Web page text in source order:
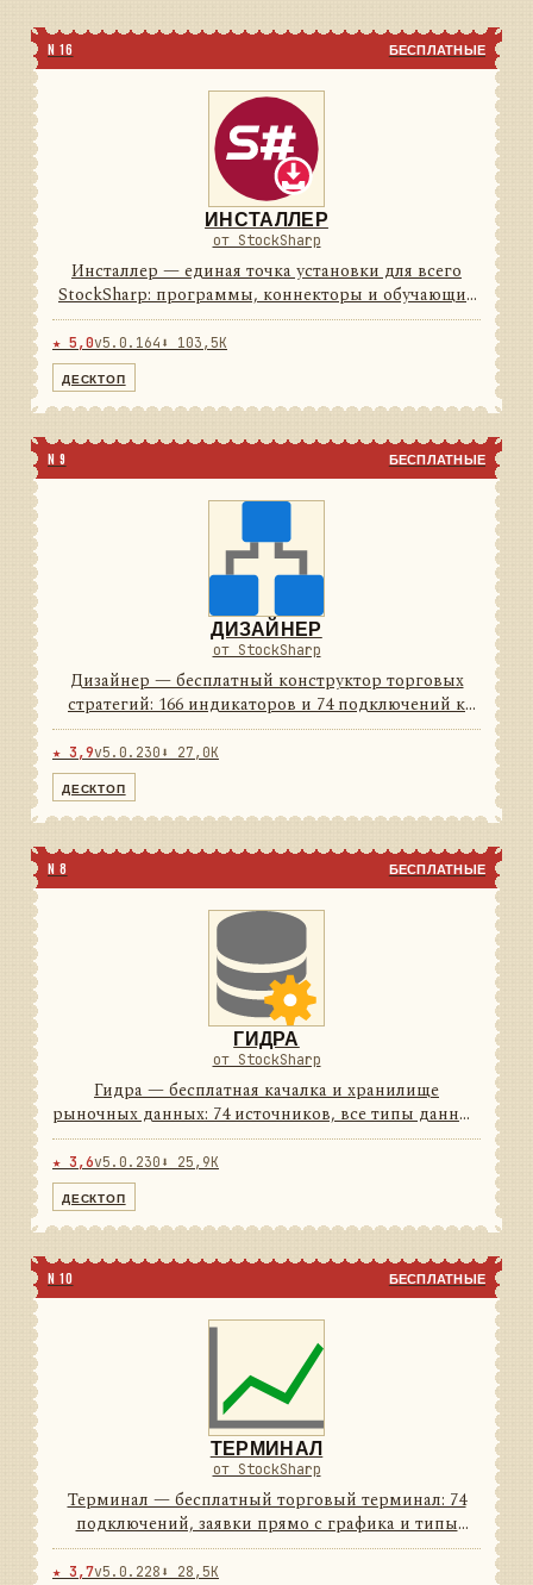
N 16 БЕСПЛАТНЫЕ
ИНСТАЛЛЕР
от StockSharp
Инсталлер — единая точка установки для всего
StockSharp: программы, коннекторы и обучающие
материалы ставятся и обновляются из одного окна.
8программ74коннекторовБесплатноцена
★ 5,0v5.0.164 ⬇ 103,5K
ДЕСКТОП
N 9 БЕСПЛАТНЫЕ
ДИЗАЙНЕР
от StockSharp
Дизайнер — бесплатный конструктор торговых
стратегий: 166 индикаторов и 74 подключений к
площадкам из коробки. Стратегия собирается
мышью из блоков, а если удобнее кодом — рядом
★ 3,9v5.0.230 ⬇ 27,0K
ДЕСКТОП
N 8 БЕСПЛАТНЫЕ
ГИДРА
от StockSharp
Гидра — бесплатная качалка и хранилище
рыночных данных: 74 источников, все типы данных
и своё хранилище с плотным сжатием. Работает по
расписанию и умеет отдавать данные другим
★ 3,6v5.0.230 ⬇ 25,9K
ДЕСКТОП
N 10 БЕСПЛАТНЫЕ
ТЕРМИНАЛ
от StockSharp
Терминал — бесплатный торговый терминал: 74
подключений, заявки прямо с графика и типы
свечей, которых нет у брокерского софта. Светлая и
тёмная темы — обе в комплекте.
★ 3,7v5.0.228 ⬇ 28,5K